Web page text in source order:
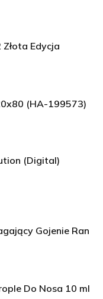
Edycja
(HA-199573)
(Digital)
Gojenie Ran
Do Nosa 10 ml